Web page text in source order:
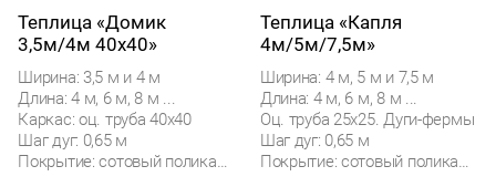
Теплица «Домик
3,5м/4м 40x40»
Ширина: 3,5 м и 4 м
Длина: 4 м, 6 м, 8 м ...
Каркас: оц. труба 40х40
Шаг дуг: 0,65 м
Теплица «Капля
4м/5м/7,5м»
Ширина: 4 м, 5 м и 7,5 м
Длина: 4 м, 6 м, 8 м ...
Оц. труба 25х25. Дуги-фермы
Шаг дуг: 0,65 м